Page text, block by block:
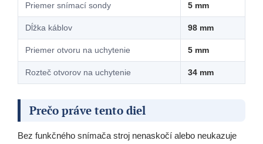
Priemer snímací sondy 5 mm
Dĺžka káblov 98 mm
Priemer otvoru na uchytenie 5 mm
Rozteč otvorov na uchytenie 34 mm
Prečo práve tento diel
Bez funkčného snímača stroj nenaskočí alebo neukazuje